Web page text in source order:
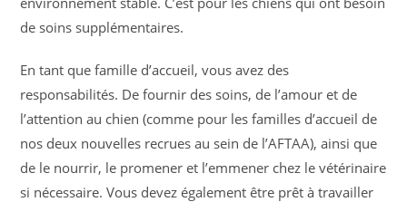
de soins supplémentaires.
En tant que famille d’accueil, vous avez des
responsabilités. De fournir des soins, de l’amour et de
l’attention au chien (comme pour les familles d’accueil de
nos deux nouvelles recrues au sein de l’AFTAA), ainsi que
de le nourrir, le promener et l’emmener chez le vétérinaire
si nécessaire. Vous devez également être prêt à travailler